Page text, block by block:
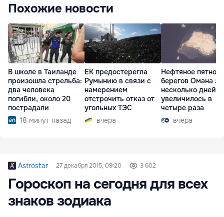
Похожие новости
В школе в Таиланде
произошла стрельба:
два человека
погибли, около 20
пострадали
18 минут назад
ЕК предостерегла
Румынию в связи с
намерением
отстрочить отказ от
угольных ТЭС
вчера
Нефтяное пятно у
берегов Омана за
несколько дней
увеличилось в
четыре раза
вчера
Astrostar 27 декабря 2015, 09:20 3 602
Гороскоп на сегодня для всех
знаков зодиака